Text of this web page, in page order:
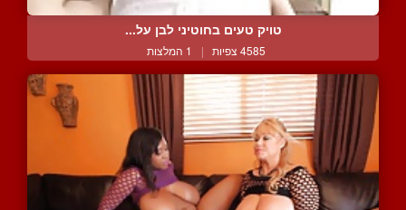
טויק טעים בחוטיני לבן על...
4585 צפיות | 1 המלצות